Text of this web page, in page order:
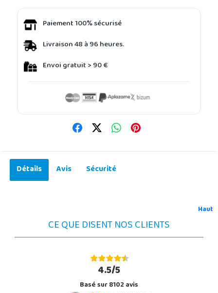
Paiement 100% sécurisé
Livraison 48 à 96 heures.
Envoi gratuit > 90 €
Détails Avis Sécurité
Haut
CE QUE DISENT NOS CLIENTS
4.5/5
Basé sur 8102 avis